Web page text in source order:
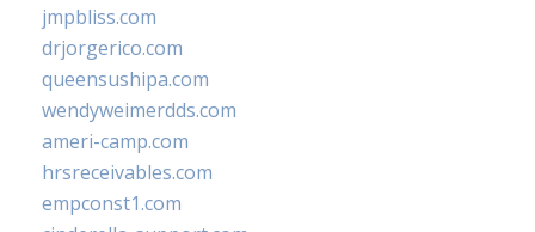
jmpbliss.com
drjorgerico.com
queensushipa.com
wendyweimerdds.com
ameri-camp.com
hrsreceivables.com
empconst1.com